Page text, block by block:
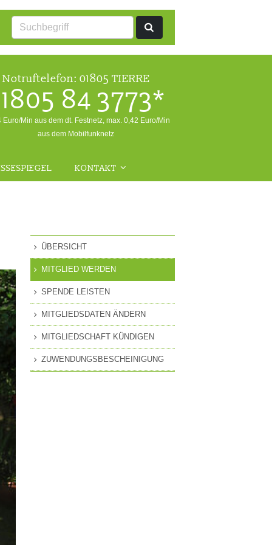
Notruftelefon: 01805 TIERRE
84 3773*
Euro/Min aus dem dt. Festnetz, max. 0,42 Euro/Min
aus dem Mobilfunknetz
KONTAKT
RÜCKFRAGEN WILDTIERE
FRAGEN ZUR
MITGLIEDSCHAFT
PRESSEANFRAGEN
ÜBERSICHT
MITGLIED WERDEN
SPENDE LEISTEN
MITGLIEDSDATEN ÄNDERN
MITGLIEDSCHAFT KÜNDIGEN
ZUWENDUNGSBESCHEINIGUNG